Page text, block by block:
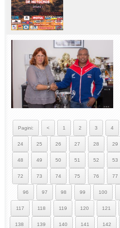
Pagini: < 1 2 3 4
24 25 26 27 28 29
48 49 50 51 52 53
72 73 74 75 76 77
96 97 98 99 100
117 118 119 120 121
138 139 140 141 142